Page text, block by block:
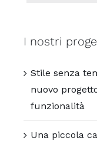
I nostri
Stile senza
nuovo
funzionalità
Una piccola